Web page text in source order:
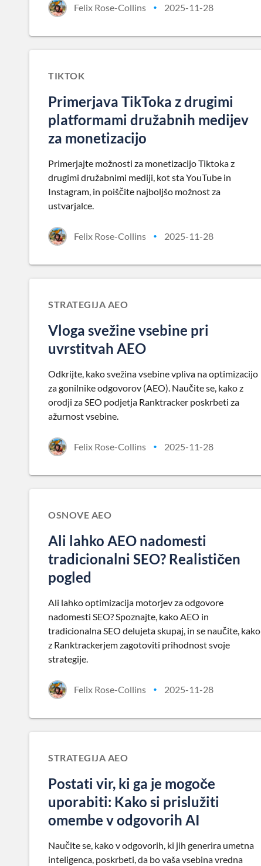
Felix Rose-Collins • 2025-11-28
TIKTOK
Primerjava TikToka z drugimi
platformami družabnih medijev
za monetizacijo
Primerjajte možnosti za monetizacijo Tiktoka z
drugimi družabnimi mediji, kot sta YouTube in
Instagram, in poiščite najboljšo možnost za
ustvarjalce.
Felix Rose-Collins • 2025-11-28
STRATEGIJA AEO
Vloga svežine vsebine pri
uvrstitvah AEO
Odkrijte, kako svežina vsebine vpliva na optimizacijo
za gonilnike odgovorov (AEO). Naučite se, kako z
orodji za SEO podjetja Ranktracker poskrbeti za
ažurnost vsebine.
Felix Rose-Collins • 2025-11-28
OSNOVE AEO
Ali lahko AEO nadomesti
tradicionalni SEO? Realističen
pogled
Ali lahko optimizacija motorjev za odgovore
nadomesti SEO? Spoznajte, kako AEO in
tradicionalna SEO delujeta skupaj, in se naučite, kako
z Ranktrackerjem zagotoviti prihodnost svoje
strategije.
Felix Rose-Collins • 2025-11-28
STRATEGIJA AEO
Postati vir, ki ga je mogoče
uporabiti: Kako si prislužiti
omembe v odgovorih AI
Naučite se, kako v odgovorih, ki jih generira umetna
inteligenca, poskrbeti, da bo vaša vsebina vredna